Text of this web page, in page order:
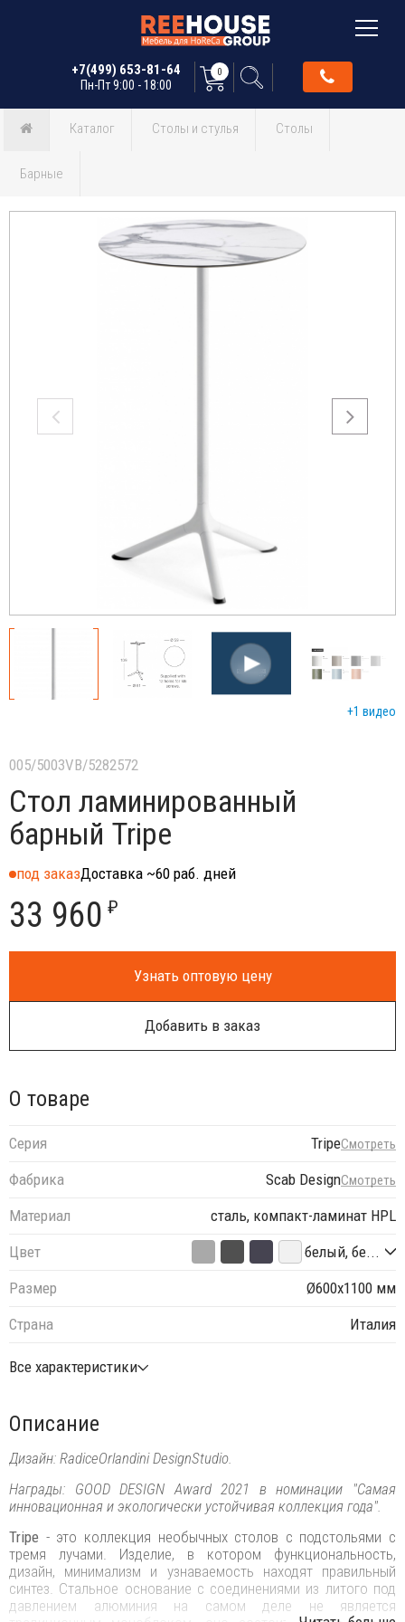
+7(499) 653-81-64
Пн-Пт 9:00 - 18:00
0
Каталог Столы и стулья Столы
Барные
+1 видео
005/5003VB/5282572
Стол ламинированный
барный Tripe
под заказДоставка ~60 раб. дней
33 960 ₽
Узнать оптовую цену
Добавить в заказ
О товаре
Серия TripeСмотреть
Фабрика Scab DesignСмотреть
Материал
сталь, компакт-ламинат HPL
Цвет
белый, бе...
Размер
Ø600х1100 мм
Страна
Италия
Все характеристики
Описание
Дизайн: RadiceOrlandini DesignStudio.
Награды: GOOD DESIGN Award 2021 в номинации "Самая
инновационная и экологически устойчивая коллекция года".
Tripe - это коллекция необычных столов с подстольями с
тремя лучами. Изделие, в котором функциональность,
дизайн, минимализм и узнаваемость находят правильный
синтез. Стальное основание с соединениями из литого под
давлением алюминия на самом деле не является